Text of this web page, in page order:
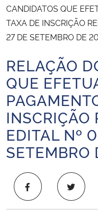
Ministério da Economia
Ministério da Agricultura,
Ministério da Educação
Ministério da Cidadania
Ministério da Saúde
Ministério de Minas e Energia
Ministério da Ciência,
CANDIDATOS QUE
TAXA DE INSCRIÇÃO
27 DE SETEMBRO DE
Início do conteúdo
RELAÇÃO
QUE
INSCRIÇÃO
EDITAL Nº
SETEMBRO